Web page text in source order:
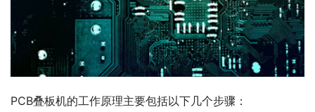
PCB叠板机的工作原理主要包括以下几个步骤：